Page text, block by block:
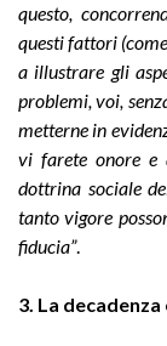
questo,
questi fattori
a illustrare gli
problemi, voi,
metterne in
vi farete onore e
dottrina sociale
tanto vigore
fiducia”.
3. La